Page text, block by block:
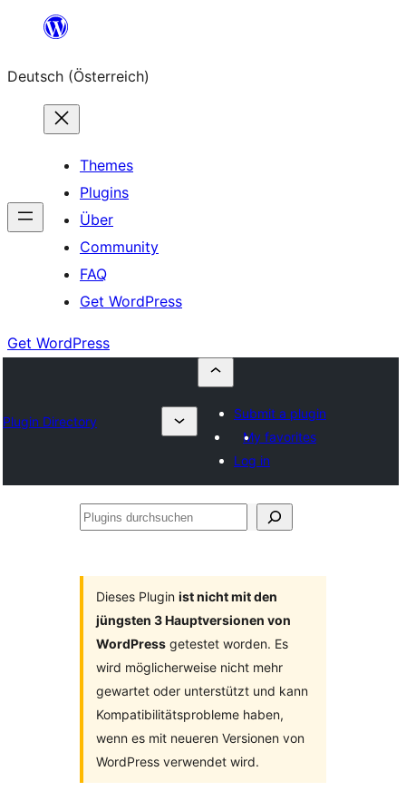
springen
Deutsch (Österreich)
Themes
Plugins
Über
Community
FAQ
Get WordPress
Get WordPress
Plugin Directory
Submit a plugin
My favorites
Log in
Plugins
Dieses Plugin ist nicht mit den
jüngsten 3 Hauptversionen von
WordPress getestet worden. Es
wird möglicherweise nicht mehr
gewartet oder unterstützt und kann
Kompatibilitätsprobleme haben,
wenn es mit neueren Versionen von
WordPress verwendet wird.